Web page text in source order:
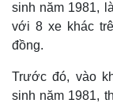
sinh năm 1981,
với 8 xe khác
đồng.
Trước đó, vào
sinh năm 1981,